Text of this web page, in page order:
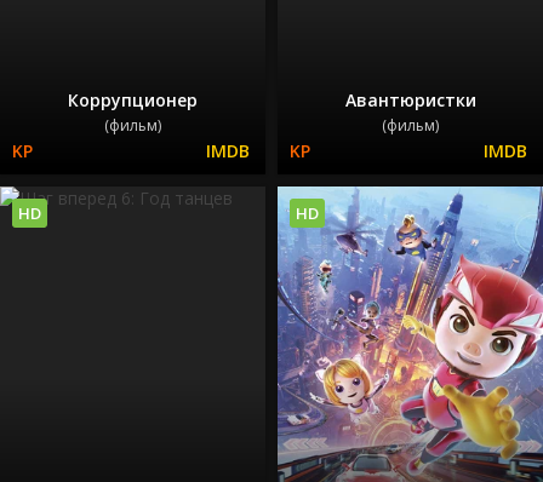
Коррупционер
(фильм)
Авантюристки
(фильм)
HD HD